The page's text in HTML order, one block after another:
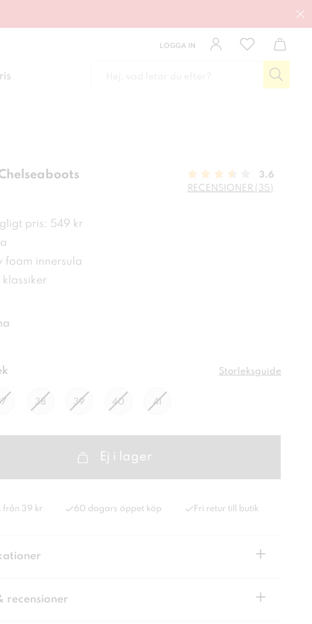
LOGGA IN
3.6
RECENSIONER (35)
pris: 549 kr
foam innersula
Storleksguide
38 39 40 41
Ej i lager
från 39 kr 60 dagars öppet köp Fri retur till butik
+
recensioner +